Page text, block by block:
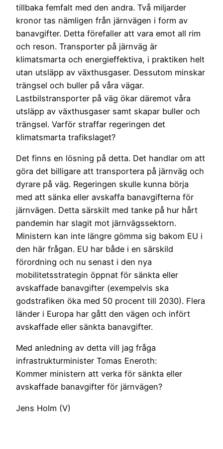
tillbaka femfalt med den andra. Två miljarder
kronor tas nämligen från järnvägen i form av
banavgifter. Detta förefaller att vara emot all rim
och reson. Transporter på järnväg är
klimatsmarta och energieffektiva, i praktiken helt
utan utsläpp av växthusgaser. Dessutom minskar
trängsel och buller på våra vägar.
Lastbilstransporter på väg ökar däremot våra
utsläpp av växthusgaser samt skapar buller och
trängsel. Varför straffar regeringen det
klimatsmarta trafikslaget?
Det finns en lösning på detta. Det handlar om att
göra det billigare att transportera på järnväg och
dyrare på väg. Regeringen skulle kunna börja
med att sänka eller avskaffa banavgifterna för
järnvägen. Detta särskilt med tanke på hur hårt
pandemin har slagit mot järnvägssektorn.
Ministern kan inte längre gömma sig bakom EU i
den här frågan. EU har både i en särskild
förordning och nu senast i den nya
mobilitetsstrategin öppnat för sänkta eller
avskaffade banavgifter (exempelvis ska
godstrafiken öka med 50 procent till 2030). Flera
länder i Europa har gått den vägen och infört
avskaffade eller sänkta banavgifter.
Med anledning av detta vill jag fråga
infrastrukturminister Tomas Eneroth:
Kommer ministern att verka för sänkta eller
avskaffade banavgifter för järnvägen?
Jens Holm (V)